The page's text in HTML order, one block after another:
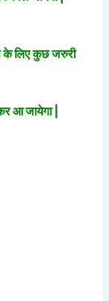
के लिए कुछ जरुरी
आ जायेगा |